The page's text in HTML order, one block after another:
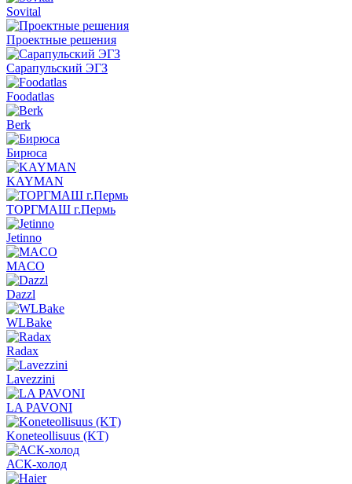
Sovital
Проектные решения
Сарапульский ЭГЗ
Foodatlas
Berk
Бирюса
KAYMAN
ТОРГМАШ г.Пермь
Jetinno
MACO
Dazzl
WLBake
Radax
Lavezzini
LA PAVONI
Koneteollisuus (KT)
АСК-холод